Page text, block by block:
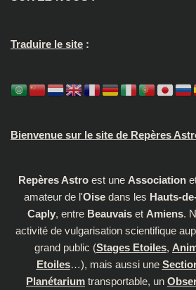
Traduire le site :
Bienvenue sur le site de Repères
Repères Astroest une Association
amateur de l'Oise dans les Hauts-
Caply, entre Beauvais et Amiens.
activité de vulgarisation scientifique
grand public (Stages Etoiles,
Etoiles…), mais aussi une
Planétarium transportable, un